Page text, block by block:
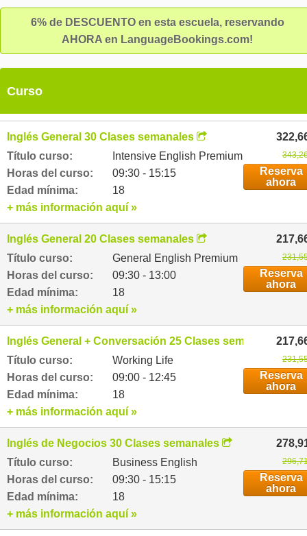
building with a lot of flair and modern classrooms which are
innovatively equipped. Our open kitchen with international
provides a wide variety of healthy and nutritious meals. Enjoy
mild climate of South England in our summer garden, relax and
everything is located only 10 minutes from the beach and town
programme with a variety of activities. Discover the amazing
Islands with new friends and learn more than a language!
6% de DESCUENTO en esta escuela, reservando
AHORA en LanguageBookings.com!
Curso
Inglés General 30 Clases semanales
Título curso:
Intensive English Premium
Horas del curso:
09:30 - 15:15
Edad mínima:
18
Reserva
ahora
+ más información aquí »
Inglés General 20 Clases semanales
Título curso:
General English Premium
Horas del curso:
09:30 - 13:00
Edad mínima:
18
Reserva
ahora
+ más información aquí »
Inglés General + Conversación 25 Clases semanales
Título curso:
Working Life
Horas del curso:
09:00 - 12:45
Edad mínima:
18
Reserva
ahora
+ más información aquí »
Inglés de Negocios 30 Clases semanales
Título curso:
Business English
Horas del curso:
09:30 - 15:15
Edad mínima:
18
Reserva
ahora
+ más información aquí »